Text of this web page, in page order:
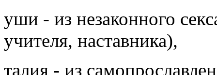
уши - из незаконного
учителя, наставника),
талия - из